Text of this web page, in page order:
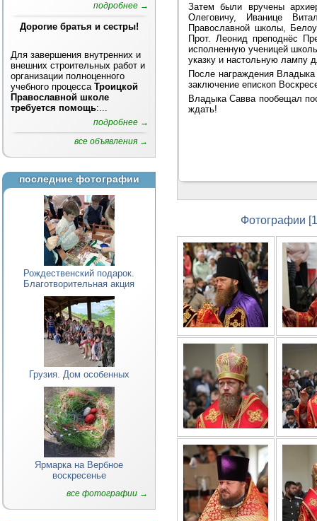
подробнее →
Дорогие братья и сестры!
Для завершения внутренних и
внешних строительных работ и
организации полноценного
учебного процесса Троицкой
Православной школе
требуется помощь:...
подробнее →
все объявления →
последние фотографии
Рождественский подарок.
Благотворительная акция
Грузия. Дом особенных
Ярмарка на Вербное
воскресенье
все фотографии →
Затем были вручены
Олеговичу, Иванице
Православной школы,
Прот. Леонид преподнёс
исполненную ученицей
указку и настольную лампу
После награждения
заключение епископ
Владыка Савва пообещал
ждать!
Фотографии